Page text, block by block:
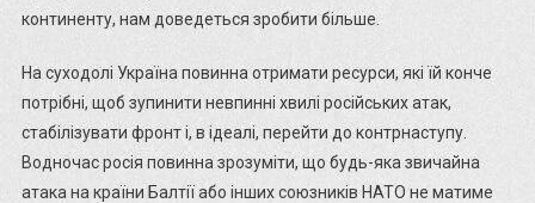
континенту, нам доведеться зробити більше.
На суходолі Україна повинна отримати ресурси, які їй конче
потрібні, щоб зупинити невпинні хвилі російських атак,
стабілізувати фронт і, в ідеалі, перейти до контрнаступу.
Водночас росія повинна зрозуміти, що будь-яка звичайна
атака на країни Балтії або інших союзників НАТО не матиме